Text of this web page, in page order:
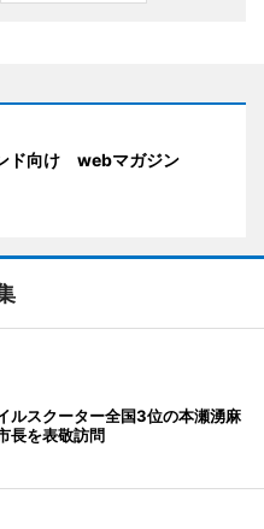
ド向け webマガジン
ルスクーター全国3位の本瀬湧麻
長を表敬訪問